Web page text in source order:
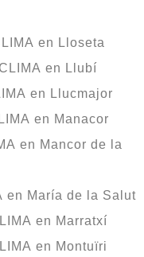
en Lloseta
en Llubí
en Llucmajor
en Manacor
en Mancor de la
en María de la Salut
en Marratxí
en Montuïri